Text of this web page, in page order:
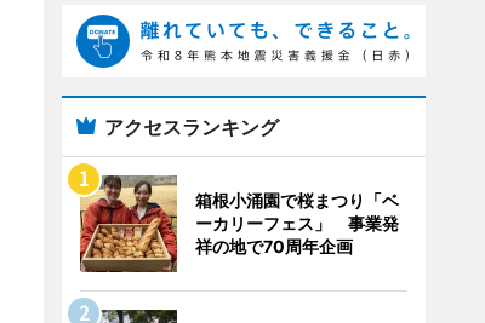
アクセスランキング
箱根小涌園で桜まつり「ベ
ーカリーフェス」 事業発
祥の地で70周年企画